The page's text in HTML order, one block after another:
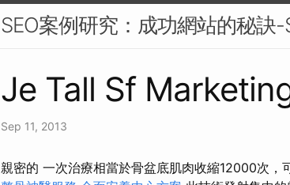
SEO案例研究：成功網站的秘訣-
Je Tall Sf
Sep 11, 2013
親密的 一次治療相當於骨盆底肌肉收縮12000次，